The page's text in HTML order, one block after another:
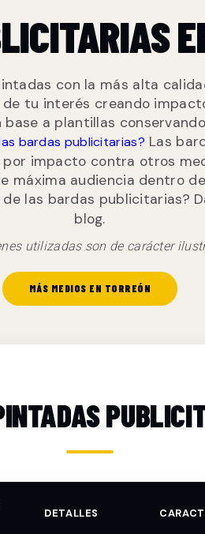
con la más alta
tu interés creando
a plantillas
bardas publicitarias? Las
impacto contra otros
máxima audiencia dentro
las bardas publicitarias?
blog.
utilizadas son de carácter
MÁS MEDIOS EN TORREÓN
DETALLES